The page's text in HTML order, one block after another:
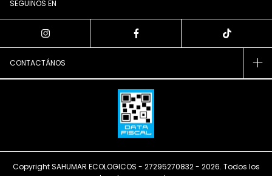
SEGUINOS EN
CONTACTÁNOS
Copyright SAHUMAR ECOLOGICOS - 27295270832 - 2026. Todos los